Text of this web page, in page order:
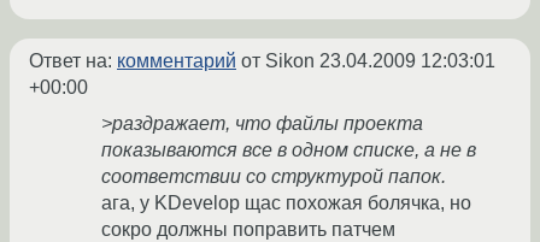
Ответ на: комментарий от Sikon 23.04.2009 12:03:01
+00:00
>раздражает, что файлы проекта
показываются все в одном списке, а не в
соответствии со структурой папок.
ага, у KDevelop щас похожая болячка, но
сокро должны поправить патчем